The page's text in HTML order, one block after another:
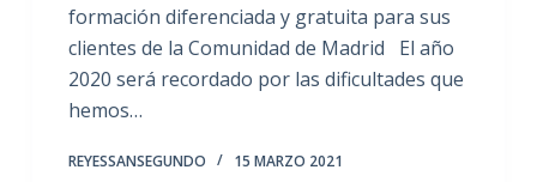
formación diferenciada y gratuita para sus
clientes de la Comunidad de Madrid El año
2020 será recordado por las dificultades que
hemos…
REYESSANSEGUNDO 15 MARZO 2021